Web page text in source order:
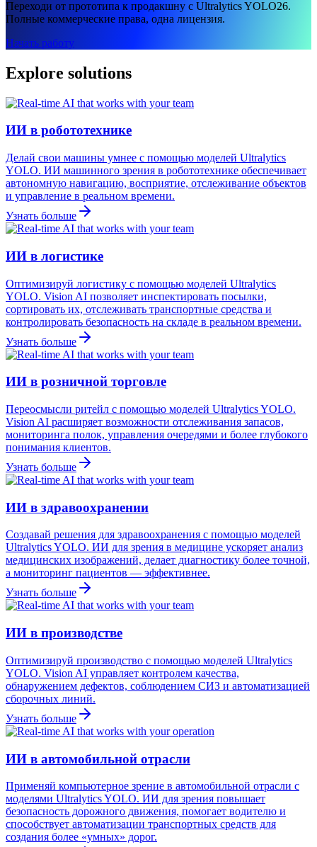
Переходи от прототипа к продакшну с Ultralytics YOLO26.
Полные коммерческие права, одна лицензия.
Начать работу
Explore solutions
ИИ в робототехнике
Делай свои машины умнее с помощью моделей Ultralytics
YOLO. ИИ машинного зрения в робототехнике обеспечивает
автономную навигацию, восприятие, отслеживание объектов
и управление в реальном времени.
Узнать больше
ИИ в логистике
Оптимизируй логистику с помощью моделей Ultralytics
YOLO. Vision AI позволяет инспектировать посылки,
сортировать их, отслеживать транспортные средства и
контролировать безопасность на складе в реальном времени.
Узнать больше
ИИ в розничной торговле
Переосмысли ритейл с помощью моделей Ultralytics YOLO.
Vision AI расширяет возможности отслеживания запасов,
мониторинга полок, управления очередями и более глубокого
понимания клиентов.
Узнать больше
ИИ в здравоохранении
Создавай решения для здравоохранения с помощью моделей
Ultralytics YOLO. ИИ для зрения в медицине ускоряет анализ
медицинских изображений, делает диагностику более точной,
а мониторинг пациентов — эффективнее.
Узнать больше
ИИ в производстве
Оптимизируй производство с помощью моделей Ultralytics
YOLO. Vision AI управляет контролем качества,
обнаружением дефектов, соблюдением СИЗ и автоматизацией
сборочных линий.
Узнать больше
ИИ в автомобильной отрасли
Применяй компьютерное зрение в автомобильной отрасли с
моделями Ultralytics YOLO. ИИ для зрения повышает
безопасность дорожного движения, помогает водителю и
способствует автоматизации транспортных средств для
создания более «умных» дорог.